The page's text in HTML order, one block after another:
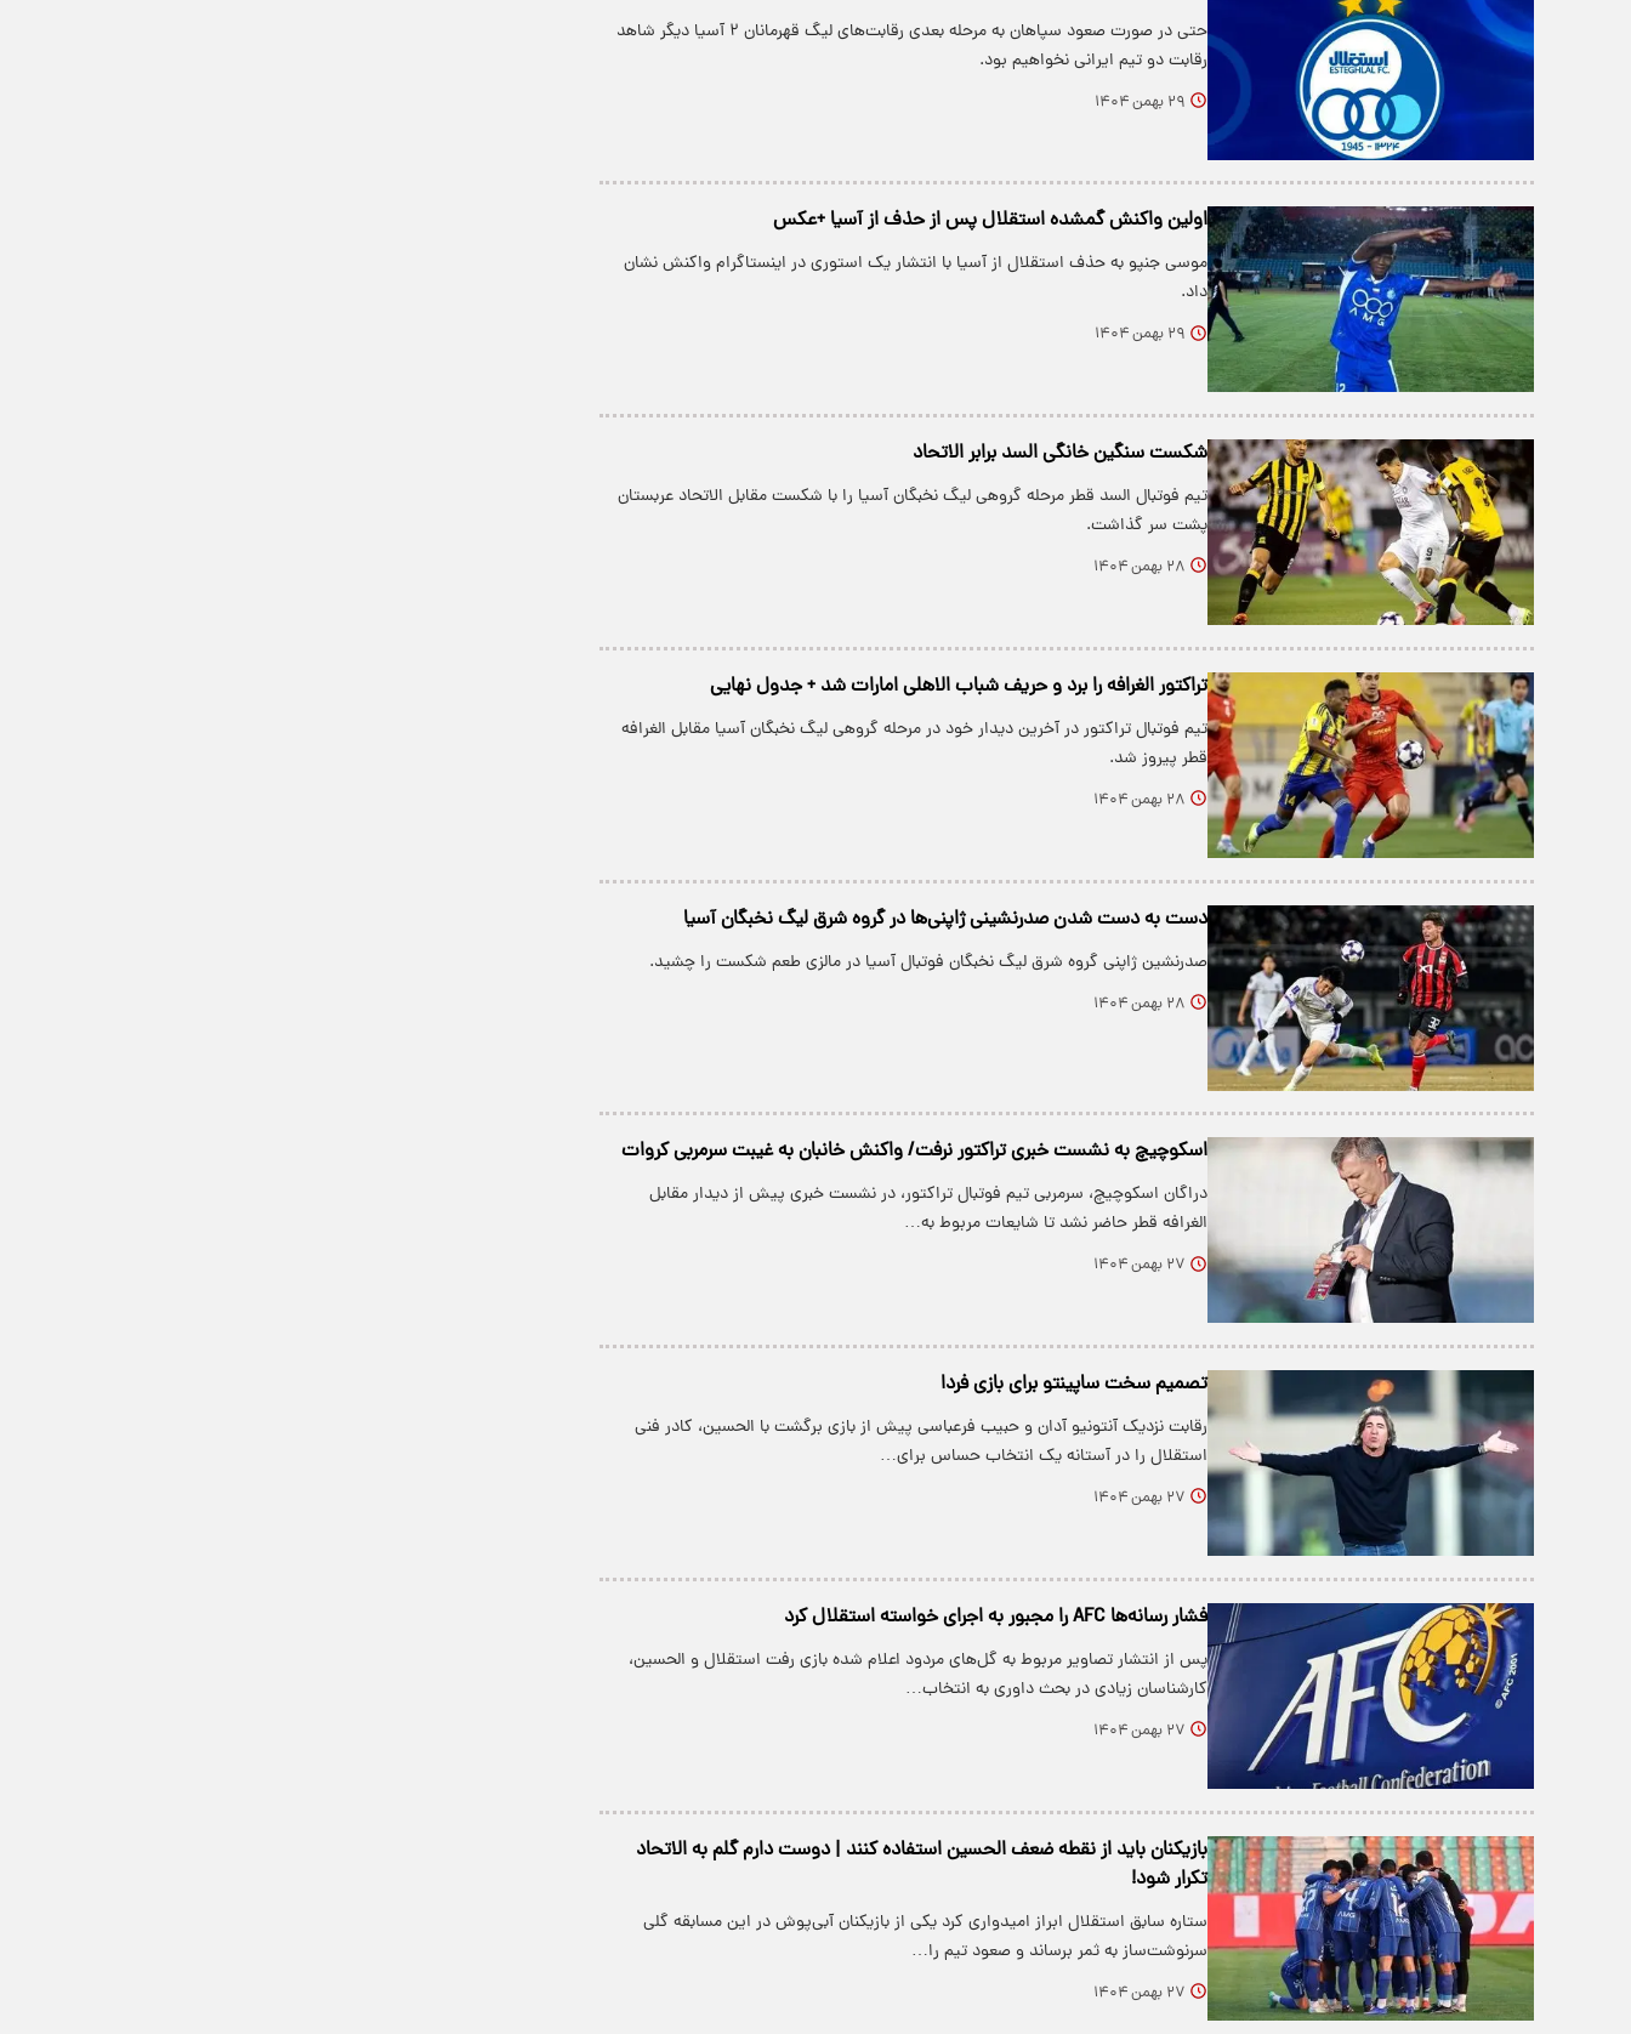
حتی در صورت صعود سپاهان به مرحله بعدی رقابت‌های لیگ قهرمانان ۲ آسیا دیگر شاهد
رقابت دو تیم ایرانی نخواهیم بود.
۲۹ بهمن ۱۴۰۴
اولین واکنش گمشده استقلال پس از حذف از آسیا +عکس
موسی جنپو به حذف استقلال از آسیا با انتشار یک استوری در اینستاگرام واکنش نشان
داد.
۲۹ بهمن ۱۴۰۴
شکست سنگین خانگی السد برابر الاتحاد
تیم فوتبال السد قطر مرحله گروهی لیگ نخبگان آسیا را با شکست مقابل الاتحاد عربستان
پشت سر گذاشت.
۲۸ بهمن ۱۴۰۴
تراکتور الغرافه را برد و حریف شباب الاهلی امارات شد + جدول نهایی
تیم فوتبال تراکتور در آخرین دیدار خود در مرحله گروهی لیگ نخبگان آسیا مقابل الغرافه
قطر پیروز شد.
۲۸ بهمن ۱۴۰۴
دست به دست شدن صدرنشینی‌ ژاپنی‌ها در گروه شرق لیگ نخبگان آسیا
صدرنشین ژاپنی گروه شرق لیگ نخبگان فوتبال آسیا در مالزی طعم شکست را چشید.
۲۸ بهمن ۱۴۰۴
اسکوچیچ به نشست خبری تراکتور نرفت/ واکنش خانبان به غیبت سرمربی کروات
دراگان اسکوچیچ، سرمربی تیم فوتبال تراکتور، در نشست خبری پیش از دیدار مقابل
الغرافه قطر حاضر نشد تا شایعات مربوط به…
۲۷ بهمن ۱۴۰۴
تصمیم سخت ساپینتو برای بازی فردا
رقابت نزدیک آنتونیو آدان و حبیب فرعباسی پیش از بازی برگشت با الحسین، کادر فنی
استقلال را در آستانه یک انتخاب حساس برای…
۲۷ بهمن ۱۴۰۴
فشار رسانه‌ها AFC را مجبور به اجرای خواسته استقلال کرد
پس از انتشار تصاویر مربوط به گل‌های مردود اعلام شده بازی رفت استقلال و الحسین،
کارشناسان زیادی در بحث داوری به انتخاب…
۲۷ بهمن ۱۴۰۴
بازیکنان باید از نقطه ضعف الحسین استفاده کنند | دوست دارم گلم به الاتحاد
تکرار شود!
ستاره سابق استقلال ابراز امیدواری کرد یکی از بازیکنان آبی‌پوش در این مسابقه گلی
سرنوشت‌ساز به ثمر برساند و صعود تیم را…
۲۷ بهمن ۱۴۰۴